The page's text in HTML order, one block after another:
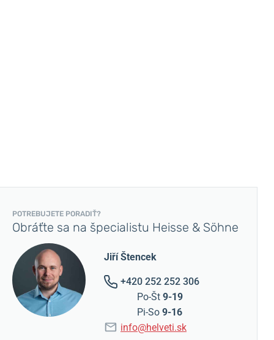
POTREBUJETE PORADIŤ?
Obráťte sa na špecialistu Heisse & Söhne
Jiří Štencek
+420 252 252 306
Po-Št 9-19
Pi-So 9-16
info@helveti.sk